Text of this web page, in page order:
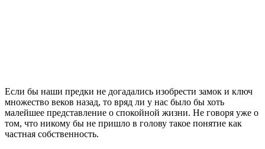
Если бы наши предки не догадались изобрести замок и ключ
множество веков назад, то вряд ли у нас было бы хоть
малейшее представление о спокойной жизни. Не говоря уже о
том, что никому бы не пришло в голову такое понятие как
частная собственность.